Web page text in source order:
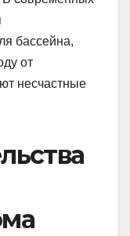
бассейна,
от
несчастные